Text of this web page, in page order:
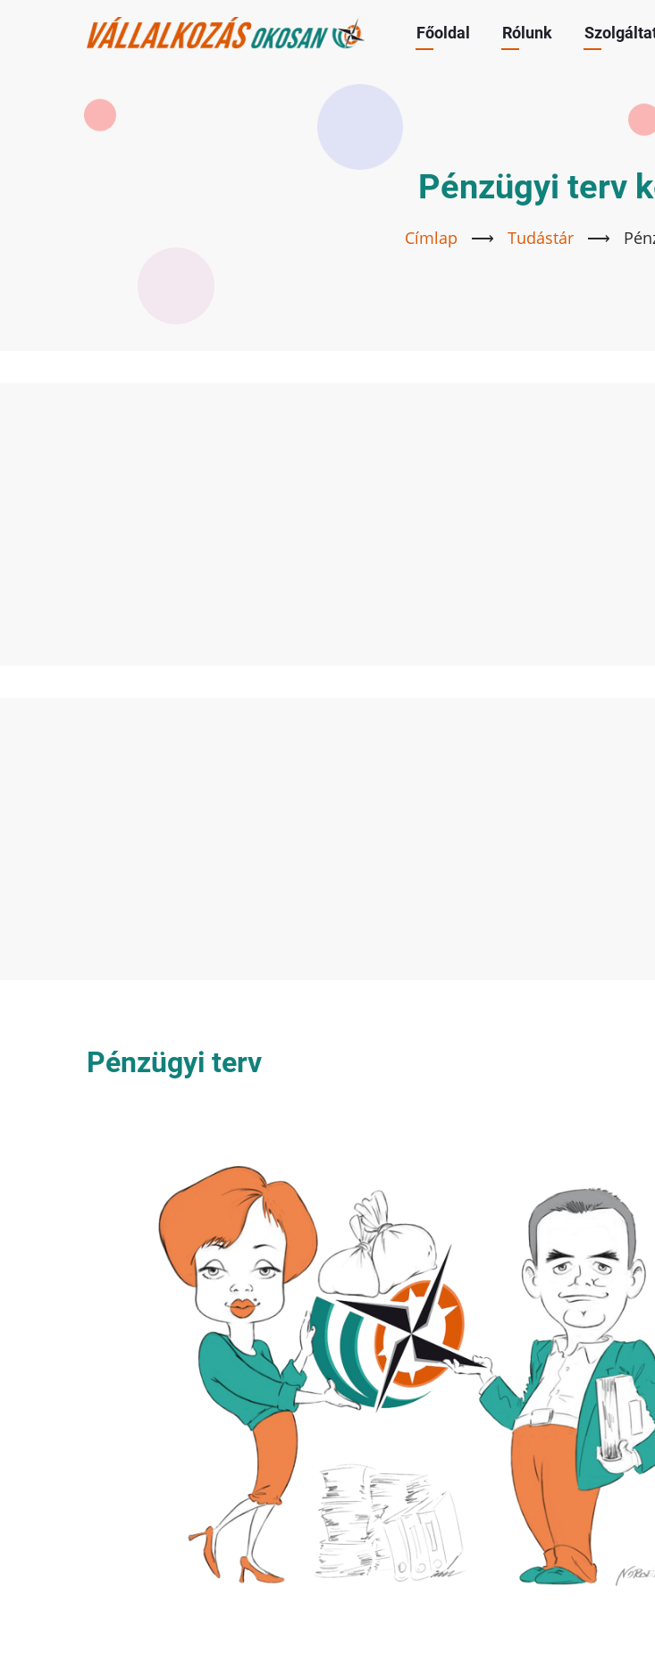
Main
navigation
Főoldal Rólunk
Pénzügyi terv
Címlap ⟶ Tudástár ⟶
Pénzügyi terv